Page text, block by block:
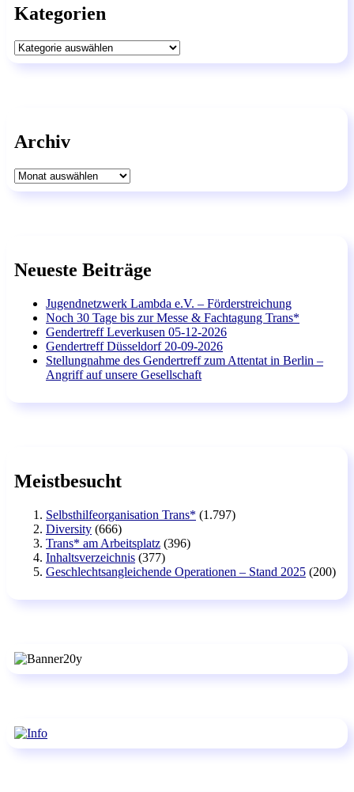
Kategorien
Kategorien
Archiv
Archiv
Neueste Beiträge
Jugendnetzwerk Lambda e.V. – Förderstreichung
Noch 30 Tage bis zur Messe & Fachtagung Trans*
Gendertreff Leverkusen 05-12-2026
Gendertreff Düsseldorf 20-09-2026
Stellungnahme des Gendertreff zum Attentat in Berlin –
Angriff auf unsere Gesellschaft
Meistbesucht
Selbsthilfeorganisation Trans* (1.797)
Diversity (666)
Trans* am Arbeitsplatz (396)
Inhaltsverzeichnis (377)
Geschlechtsangleichende Operationen – Stand 2025 (200)